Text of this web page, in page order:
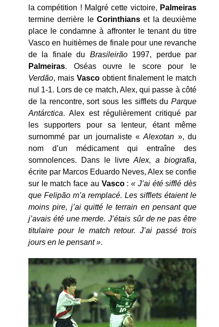
la compétition ! Malgré cette victoire, Palmeiras
termine derrière le Corinthians et la deuxième
place le condamne à affronter le tenant du titre
Vasco en huitièmes de finale pour une revanche
de la finale du Brasileirão1997, perdue par
Palmeiras. Oséas ouvre le score pour le
Verdão, mais Vasco obtient finalement le match
nul 1-1. Lors de ce match, Alex, qui passe à côté
de la rencontre, sort sous les sifflets du Parque
Antárctica. Alex est régulièrement critiqué par
les supporters pour sa lenteur, étant même
surnommé par un journaliste «Alexotan », du
nom d’un médicament qui entraîne des
somnolences. Dans le livreAlex, a biografia,
écrite par Marcos Eduardo Neves, Alex se confie
sur le match face au Vasco:« J’ai été sifflé dès
que Felipão m’a remplacé. Les sifflets étaient le
moins pire, j’ai quitté le terrain en pensant que
j’avais été une merde. J’étais sûr de ne pas être
titulaire pour le match retour. J’ai passé trois
jours en le pensant ».